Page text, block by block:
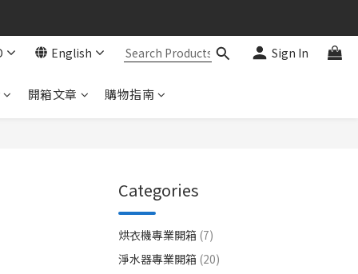
English Sign In
開箱文章 購物指南
Categories
烘衣機專業開箱 (7)
淨水器專業開箱 (20)